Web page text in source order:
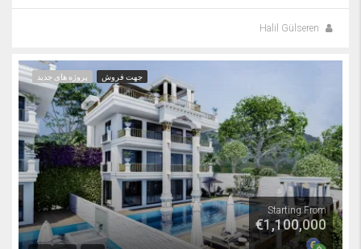
Halil Gülseren
جهت فروش پروژه های جدید
Starting From
€1,100,000